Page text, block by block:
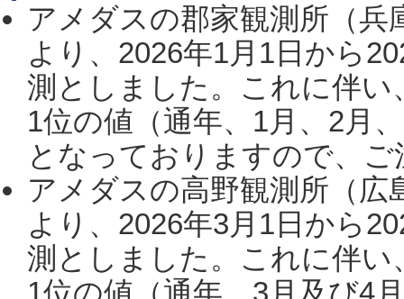
アメダスの郡家観測所（
より、2026年1月1日から
測としました。これに伴い
1位の値（通年、1月、2月
となっておりますので、
アメダスの高野観測所（
より、2026年3月1日から
測としました。これに伴い
1位の値（通年、3月及び4